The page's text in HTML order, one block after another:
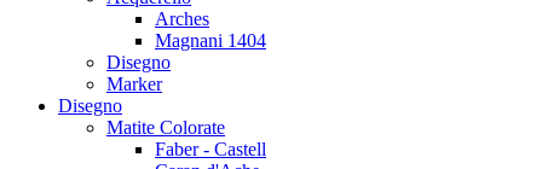
Arches
Magnani 1404
Disegno
Marker
Disegno
Matite Colorate
Faber - Castell